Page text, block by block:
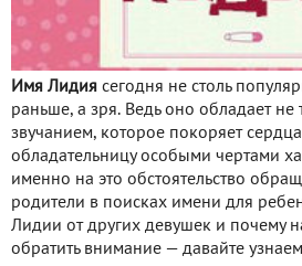
Имя Лидия сегодня не столь
раньше, а зря. Ведь оно обладает не
звучанием, которое покоряет
обладательницу особыми чертами
именно на это обстоятельство
родители в поисках имени для
Лидии от других девушек и почему
обратить внимание — давайте